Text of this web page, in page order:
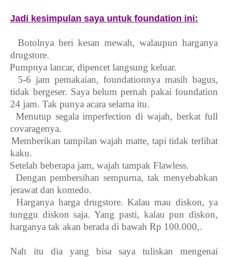
Jadi kesimpulan saya untuk foundation ini:
Botolnya beri kesan mewah, walaupun harganya
drugstore.
Pumpnya lancar, dipencet langsung keluar.
5-6 jam pemakaian, foundationnya masih bagus,
tidak bergeser. Saya belum pernah pakai foundation
24 jam. Tak punya acara selama itu.
Menutup segala imperfection di wajah, berkat full
covaragenya.
Memberikan tampilan wajah matte, tapi tidak terlihat
kaku.
Setelah beberapa jam, wajah tampak Flawless.
Dengan pembersihan sempurna, tak menyebabkan
jerawat dan komedo.
Harganya harga drugstore. Kalau mau diskon, ya
tunggu diskon saja. Yang pasti, kalau pun diskon,
harganya tak akan berada di bawah Rp 100.000,.
Nah itu dia yang bisa saya tuliskan mengenai